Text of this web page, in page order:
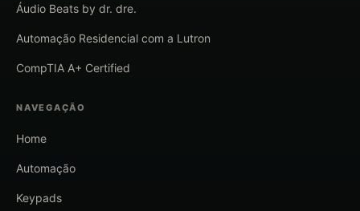
Áudio Beats by dr. dre.
Automação Residencial com a Lutron
CompTIA A+ Certified
NAVEGAÇÃO
Home
Automação
Keypads